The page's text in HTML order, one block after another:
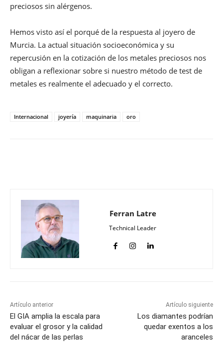
preciosos sin alérgenos.
Hemos visto así el porqué de la respuesta al joyero de
Murcia. La actual situación socioeconómica y su
repercusión en la cotización de los metales preciosos nos
obligan a reflexionar sobre si nuestro método de test de
metales es realmente el adecuado y el correcto.
Internacional joyería maquinaria oro
Ferran Latre
Technical Leader
Artículo anterior
El GIA amplia la escala para
evaluar el grosor y la calidad
del nácar de las perlas
Artículo siguiente
Los diamantes podrían
quedar exentos a los
aranceles